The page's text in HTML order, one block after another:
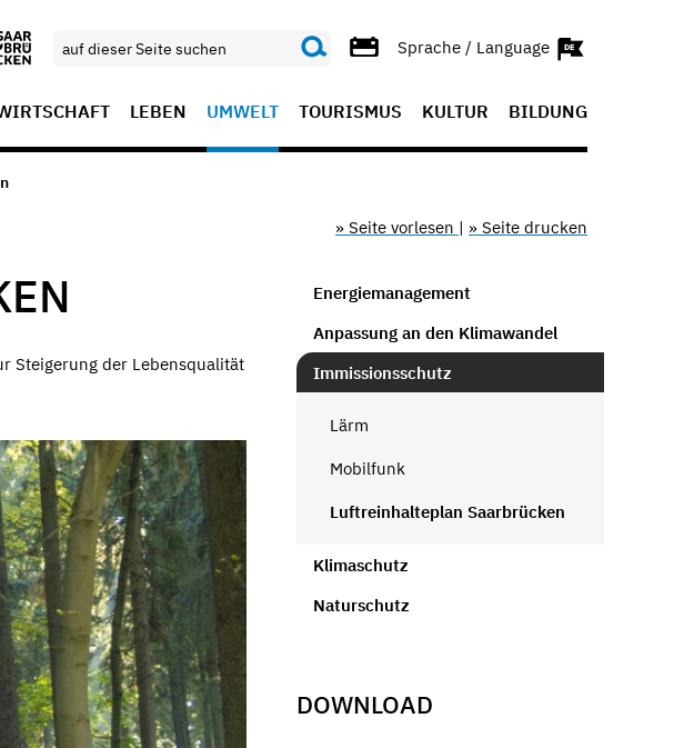
Sprache / Language
LEBEN UMWELT TOURISMUS KULTUR BILDUNG
» Seite vorlesen | » Seite drucken
Steigerung der Lebensqualität
Energiemanagement
Anpassung an den Klimawandel
Immissionsschutz
Lärm
Mobilfunk
Luftreinhalteplan Saarbrücken
Klimaschutz
Naturschutz
DOWNLOAD